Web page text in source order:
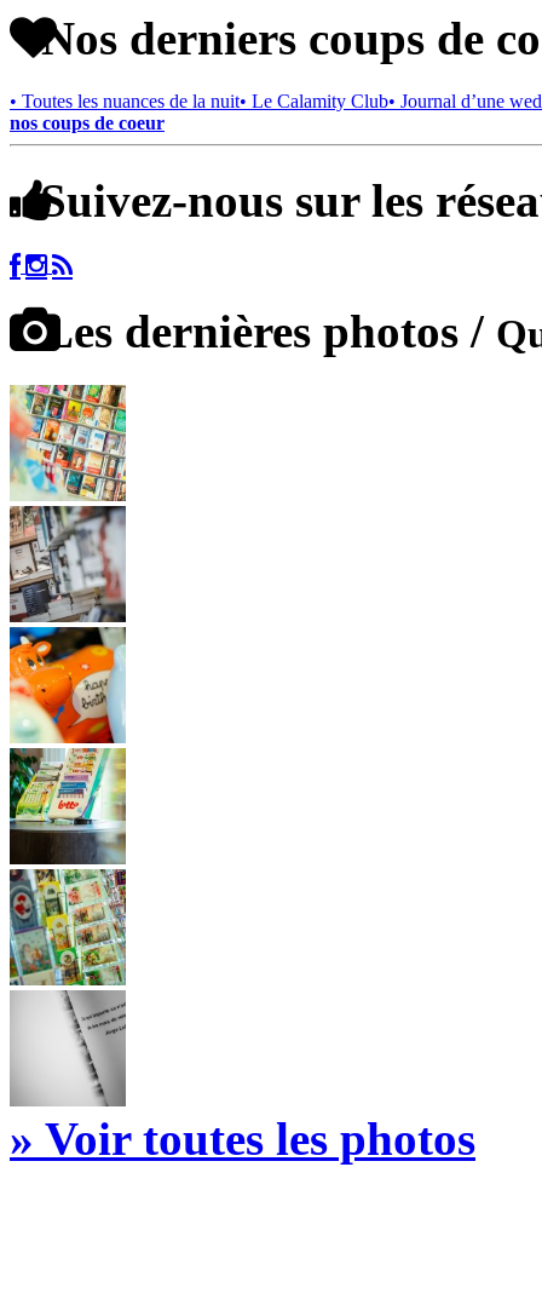
Nos derniers coups de
• Toutes les nuances de la nuit• Le Calamity Club• Journal d’une
nos coups de coeur
Suivez-nous sur les
Les dernières photos /
» Voir toutes les photos